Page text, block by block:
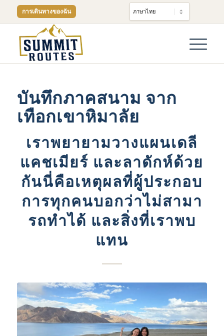
การเดินทางของฉัน
บันทึกภาคสนาม จาก
เทือกเขาหิมาลัย
เราพยายามวางแผนเดลี
แคชเมียร์ และลาดักห์ด้วย
กันนี่คือเหตุผลที่ผู้ประกอบ
การทุกคนบอกว่าไม่สามา
รถทําได้ และสิ่งที่เราพบ
แทน